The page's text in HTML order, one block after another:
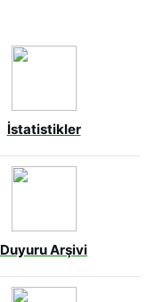
İstatistikler
Duyuru Arşivi